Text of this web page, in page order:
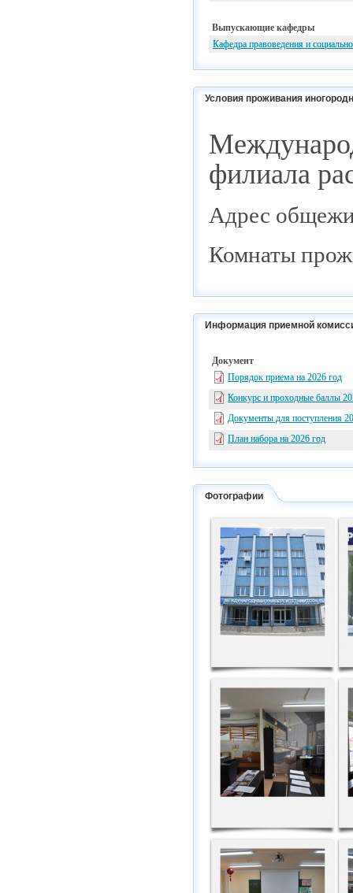
Выпускающие кафедры
Кафедра правоведения и
Условия проживания
филиала
Адрес
Комнаты
Информация приемной
Документ
Порядок приема на 2026 год
Конкурс и проходные баллы
Документы для поступления
План набора на 2026 год
Фотографии